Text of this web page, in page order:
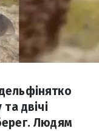
двічі
Людям